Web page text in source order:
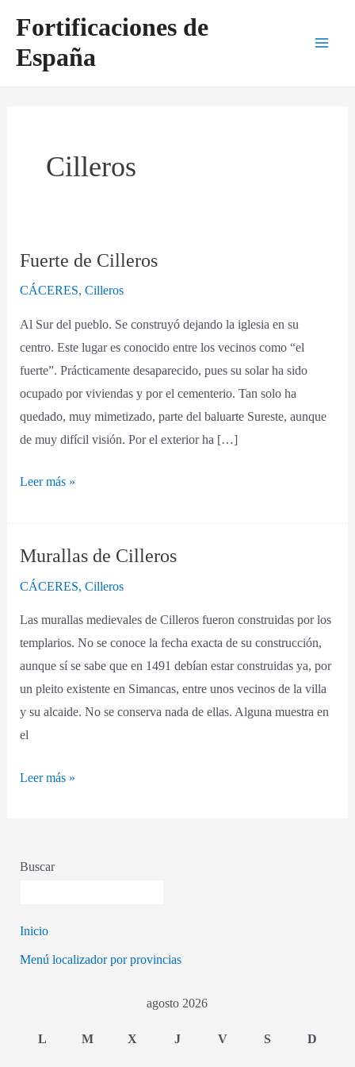
contenido
Fortificaciones de
España
Cilleros
Fuerte de Cilleros
CÁCERES,Cilleros
Al Sur del pueblo. Se construyó dejando la iglesia en su
centro. Este lugar es conocido entre los vecinos como “el
fuerte”. Prácticamente desaparecido, pues su solar ha sido
ocupado por viviendas y por el cementerio. Tan solo ha
quedado, muy mimetizado, parte del baluarte Sureste, aunque
de muy difícil visión. Por el exterior ha […]
Fuerte
Leer más »
Murallas de Cilleros
CÁCERES,Cilleros
Las murallas medievales de Cilleros fueron construidas por los
templarios. No se conoce la fecha exacta de su construcción,
aunque sí se sabe que en 1491 debían estar construidas ya, por
un pleito existente en Simancas, entre unos vecinos de la villa
y su alcaide. No se conserva nada de ellas. Alguna muestra en
el
Murallas
Leer más »
Buscar
Inicio
Menú localizador por provincias
agosto 2026
L M X J V S D